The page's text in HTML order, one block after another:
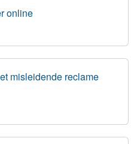
online
misleidende reclame